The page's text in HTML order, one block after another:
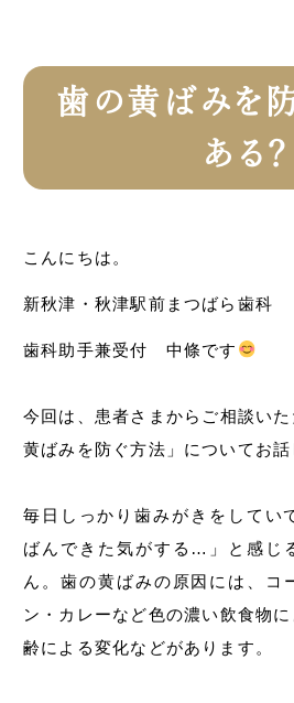
歯の黄ばみを
ある？
こんにちは。
新秋津・秋津駅前まつばら歯科
歯科助手兼受付 中條です
今回は、患者さまからご相談い
黄ばみを防ぐ方法」についてお話
毎日しっかり歯みがきをしてい
ばんできた気がする…」と感じ
ん。歯の黄ばみの原因には、コ
ン・カレーなど色の濃い飲食物
齢による変化などがあります。